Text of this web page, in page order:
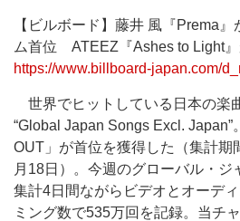
【ビルボード】藤井 風『Prema
ム首位 ATEEZ『Ashes to Light』
https://www.billboard-japan.com/
世界でヒットしている日本の楽
“Global Japan Songs Excl.
OUT」が首位を獲得した（集計期
月18日）。今週のグローバル・ジ
集計4日間ながらビデオとオーデ
ミング数で535万回を記録。当チ